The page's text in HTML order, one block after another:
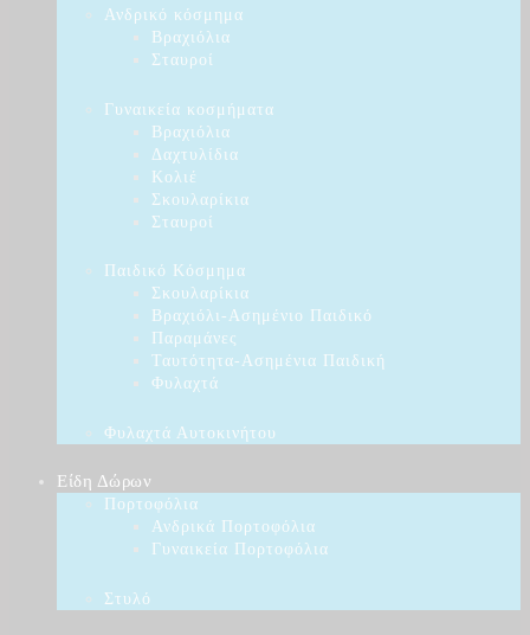
Ανδρικό κόσμημα
Βραχιόλια
Σταυροί
Γυναικεία κοσμήματα
Βραχιόλια
Δαχτυλίδια
Κολιέ
Σκουλαρίκια
Σταυροί
Παιδικό Κόσμημα
Σκουλαρίκια
Βραχιόλι-Ασημένιο Παιδικό
Παραμάνες
Ταυτότητα-Ασημένια Παιδική
Φυλαχτά
Φυλαχτά Αυτοκινήτου
Είδη Δώρων
Πορτοφόλια
Ανδρικά Πορτοφόλια
Γυναικεία Πορτοφόλια
Στυλό